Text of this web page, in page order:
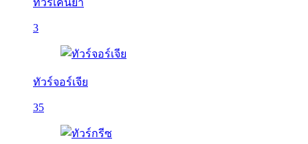
ทัวร์เคนย่า
3
ทัวร์จอร์เจีย
35